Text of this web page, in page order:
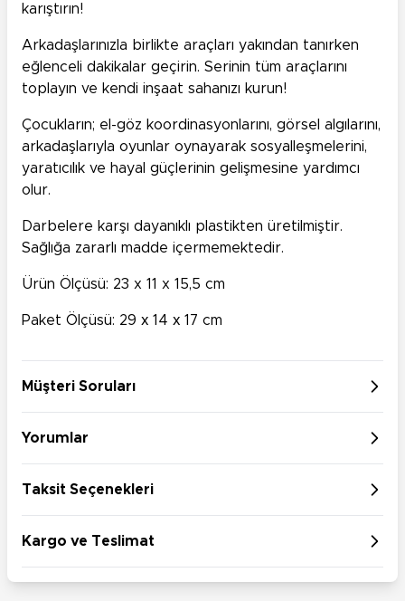
karıştırın!
Arkadaşlarınızla birlikte araçları yakından tanırken
eğlenceli dakikalar geçirin. Serinin tüm araçlarını
toplayın ve kendi inşaat sahanızı kurun!
Çocukların; el-göz koordinasyonlarını, görsel algılarını,
arkadaşlarıyla oyunlar oynayarak sosyalleşmelerini,
yaratıcılık ve hayal güçlerinin gelişmesine yardımcı
olur.
Darbelere karşı dayanıklı plastikten üretilmiştir.
Sağlığa zararlı madde içermemektedir.
Ürün Ölçüsü: 23 x 11 x 15,5 cm
Paket Ölçüsü: 29 х 14 х 17 cm
Müşteri Soruları
Yorumlar
Taksit Seçenekleri
Kargo ve Teslimat